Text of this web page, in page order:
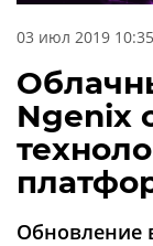
обзоры
кабинет
О
проекте
CNews
Аналитика
03 июл 2019 10:35
Ngenix
Обновление